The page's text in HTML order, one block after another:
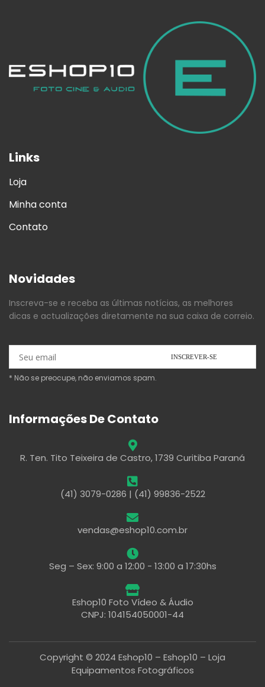
Links
Loja
Minha conta
Contato
Novidades
Inscreva-se e receba as últimas notícias, as melhores
dicas e actualizações diretamente na sua caixa de correio.
* Não se preocupe, não enviamos spam.
Informações De Contato
R. Ten. Tito Teixeira de Castro, 1739 Curitiba Paraná
(41) 3079-0286 | (41) 99836-2522
vendas@eshop10.com.br
Seg – Sex: 9:00 a 12:00 - 13:00 a 17:30hs
Eshop10 Foto Vídeo & Áudio
CNPJ: 104154050001-44
Copyright © 2024 Eshop10 – Eshop10 – Loja
Equipamentos Fotográficos